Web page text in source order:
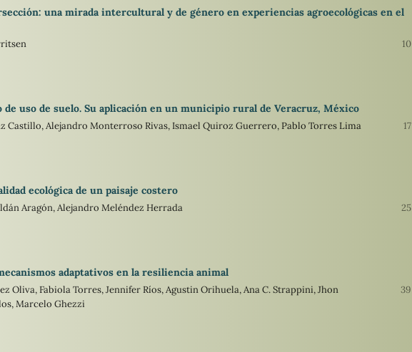
una mirada intercultural y de género en experiencias agroecológicas en el
10
uso de suelo. Su aplicación en un municipio rural de Veracruz, México
Castillo, Alejandro Monterroso Rivas, Ismael Quiroz Guerrero, Pablo Torres Lima 17
ecológica de un paisaje costero
Aragón, Alejandro Meléndez Herrada 25
adaptativos en la resiliencia animal
Oliva, Fabiola Torres, Jennifer Ríos, Agustin Orihuela, Ana C. Strappini, Jhon
Marcelo Ghezzi
39